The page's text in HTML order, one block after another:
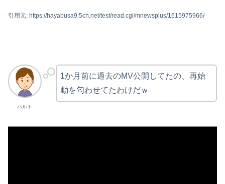
引用元: https://hayabusa9.5ch.net/test/read.cgi/mnewsplus/1615975966/
ハルト
1か月前に過去のMV公開してたの、再始
動を匂わせてたわけだｗ